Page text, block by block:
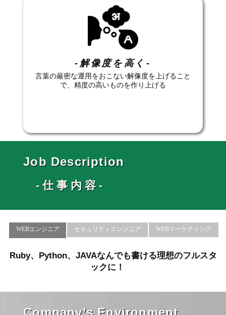
-解像度を高く-
言葉の厳密な運用をおこない解像度を上げること
で、精度の高いものを作り上げる
Job Description
-仕事内容-
WEBエンジニア セキュリティエンジニア WEBマーケティング
Ruby、Python、JAVAなんでも書ける理想のフルスタ
ックに！
Company’s Environment